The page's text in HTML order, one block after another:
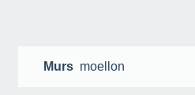
Murs moellon